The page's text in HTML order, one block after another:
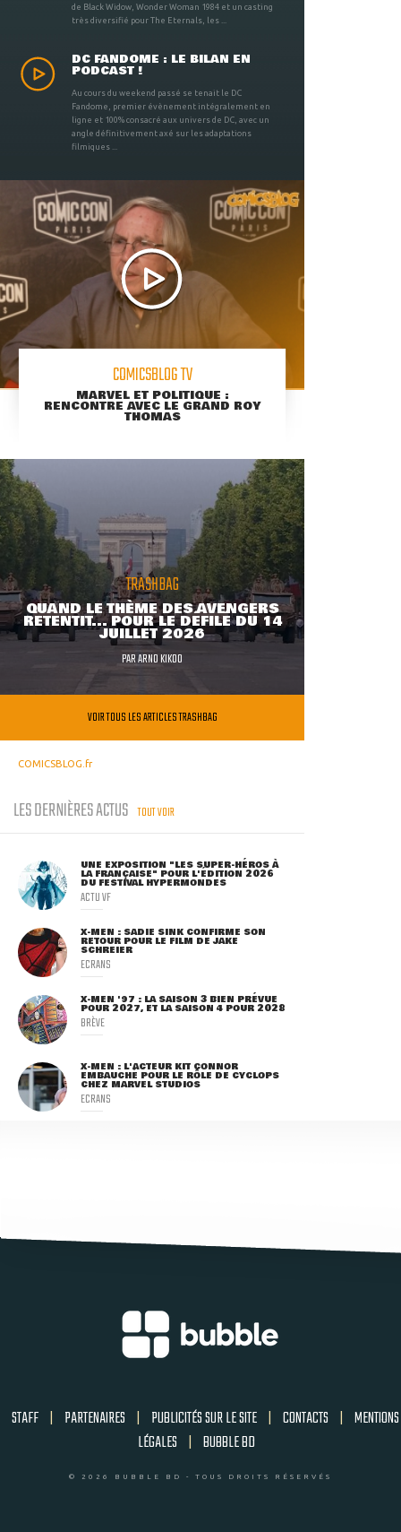
de Black Widow, Wonder Woman 1984 et un casting
très diversifié pour The Eternals, les ...
DC FANDOME : LE BILAN EN
PODCAST !
Au cours du weekend passé se tenait le DC
Fandome, premier évènement intégralement en
ligne et 100% consacré aux univers de DC, avec un
angle définitivement axé sur les adaptations
filmiques ...
COMICSBLOG TV
MARVEL ET POLITIQUE :
RENCONTRE AVEC LE GRAND ROY
THOMAS
TRASHBAG
QUAND LE THÈME DES AVENGERS
RETENTIT... POUR LE DÉFILÉ DU 14
JUILLET 2026
PARARNO KIKOO
VOIR TOUS LES ARTICLES TRASHBAG
COMICSBLOG.fr
LES DERNIÈRES ACTUS TOUT VOIR
UNE EXPOSITION "LES SUPER-HÉROS À
LA FRANÇAISE" POUR L'ÉDITION 2026
DU FESTIVAL HYPERMONDES
ACTU VF
X-MEN : SADIE SINK CONFIRME SON
RETOUR POUR LE FILM DE JAKE
SCHREIER
ECRANS
X-MEN '97 : LA SAISON 3 BIEN PRÉVUE
POUR 2027, ET LA SAISON 4 POUR 2028
BRÈVE
X-MEN : L'ACTEUR KIT CONNOR
EMBAUCHÉ POUR LE RÔLE DE CYCLOPS
CHEZ MARVEL STUDIOS
ECRANS
STAFF | PARTENAIRES | PUBLICITÉS SUR LE SITE | CONTACTS | MENTIONS
LÉGALES | BUBBLE BD
© 2026 BUBBLE BD - TOUS DROITS RÉSERVÉS